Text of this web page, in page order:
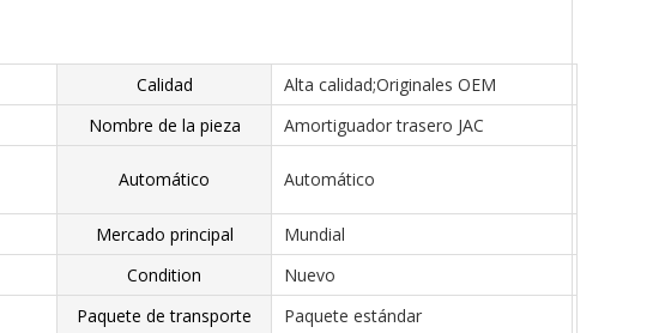
Calidad
Alta calidad;Originales OEM
Nombre de la pieza
Amortiguador trasero JAC
Automático Automático
Mercado principal
Mundial
Condition
Nuevo
Paquete de transporte
Paquete estándar